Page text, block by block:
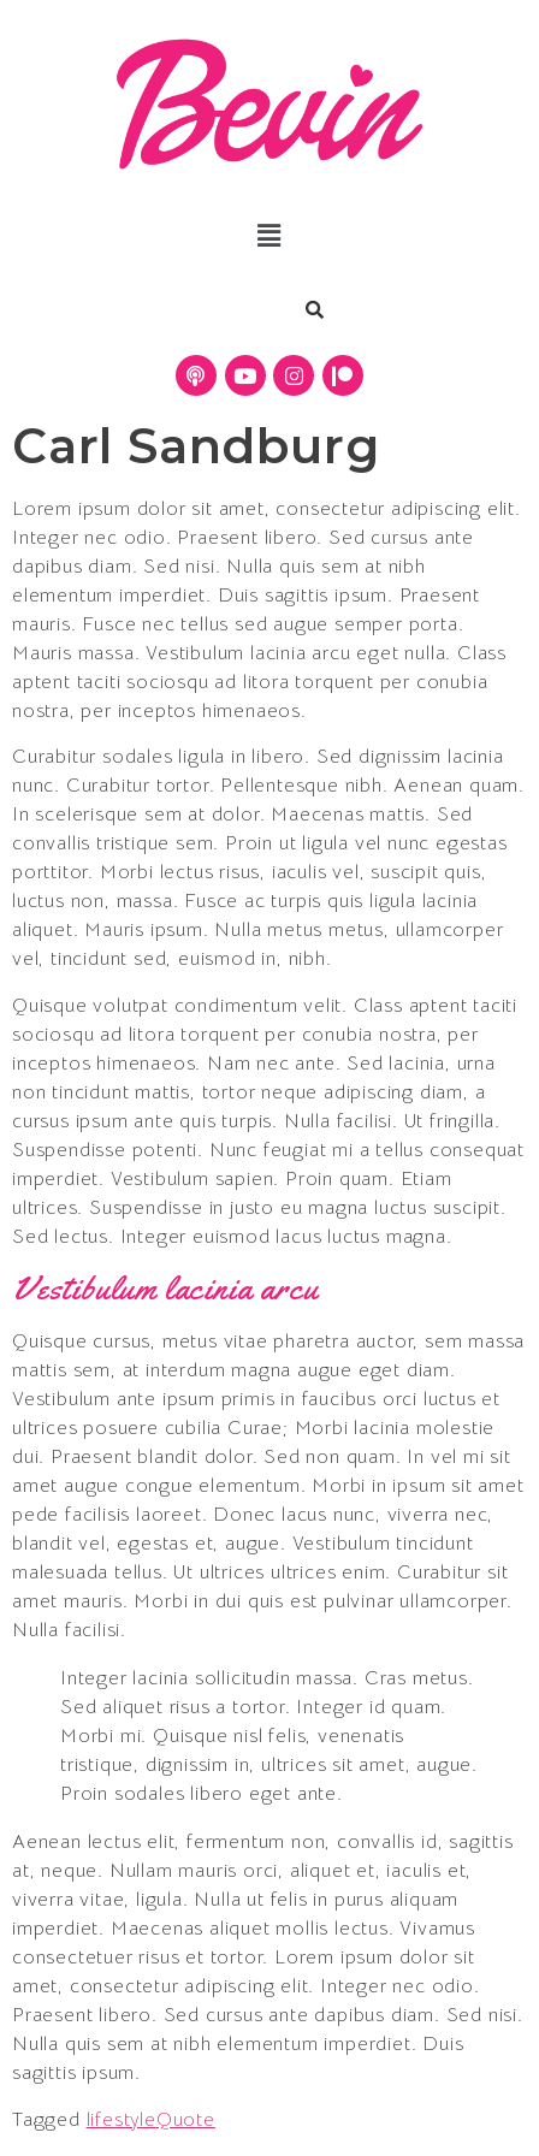
Carl Sandburg
Lorem ipsum dolor sit amet, consectetur adipiscing elit.
Integer nec odio. Praesent libero. Sed cursus ante
dapibus diam. Sed nisi. Nulla quis sem at nibh
elementum imperdiet. Duis sagittis ipsum. Praesent
mauris. Fusce nec tellus sed augue semper porta.
Mauris massa. Vestibulum lacinia arcu eget nulla. Class
aptent taciti sociosqu ad litora torquent per conubia
nostra, per inceptos himenaeos.
Curabitur sodales ligula in libero. Sed dignissim lacinia
nunc. Curabitur tortor. Pellentesque nibh. Aenean quam.
In scelerisque sem at dolor. Maecenas mattis. Sed
convallis tristique sem. Proin ut ligula vel nunc egestas
porttitor. Morbi lectus risus, iaculis vel, suscipit quis,
luctus non, massa. Fusce ac turpis quis ligula lacinia
aliquet. Mauris ipsum. Nulla metus metus, ullamcorper
vel, tincidunt sed, euismod in, nibh.
Quisque volutpat condimentum velit. Class aptent taciti
sociosqu ad litora torquent per conubia nostra, per
inceptos himenaeos. Nam nec ante. Sed lacinia, urna
non tincidunt mattis, tortor neque adipiscing diam, a
cursus ipsum ante quis turpis. Nulla facilisi. Ut fringilla.
Suspendisse potenti. Nunc feugiat mi a tellus consequat
imperdiet. Vestibulum sapien. Proin quam. Etiam
ultrices. Suspendisse in justo eu magna luctus suscipit.
Sed lectus. Integer euismod lacus luctus magna.
Vestibulum lacinia arcu
Quisque cursus, metus vitae pharetra auctor, sem massa
mattis sem, at interdum magna augue eget diam.
Vestibulum ante ipsum primis in faucibus orci luctus et
ultrices posuere cubilia Curae; Morbi lacinia molestie
dui. Praesent blandit dolor. Sed non quam. In vel mi sit
amet augue congue elementum. Morbi in ipsum sit amet
pede facilisis laoreet. Donec lacus nunc, viverra nec,
blandit vel, egestas et, augue. Vestibulum tincidunt
malesuada tellus. Ut ultrices ultrices enim. Curabitur sit
amet mauris. Morbi in dui quis est pulvinar ullamcorper.
Nulla facilisi.
Integer lacinia sollicitudin massa. Cras metus.
Sed aliquet risus a tortor. Integer id quam.
Morbi mi. Quisque nisl felis, venenatis
tristique, dignissim in, ultrices sit amet, augue.
Proin sodales libero eget ante.
Aenean lectus elit, fermentum non, convallis id, sagittis
at, neque. Nullam mauris orci, aliquet et, iaculis et,
viverra vitae, ligula. Nulla ut felis in purus aliquam
imperdiet. Maecenas aliquet mollis lectus. Vivamus
consectetuer risus et tortor. Lorem ipsum dolor sit
amet, consectetur adipiscing elit. Integer nec odio.
Praesent libero. Sed cursus ante dapibus diam. Sed nisi.
Nulla quis sem at nibh elementum imperdiet. Duis
sagittis ipsum.
Tagged lifestyleQuote